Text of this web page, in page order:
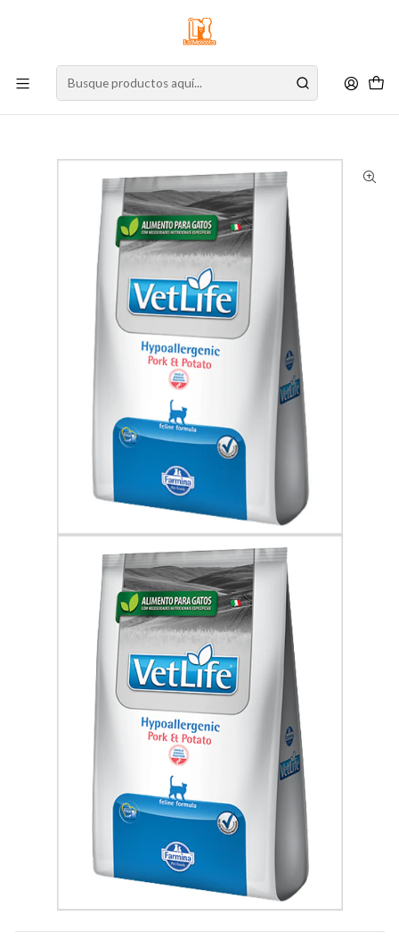
Nuestro stock online es independiente de la tienda física.
Compre por la web para garantizar sus productos y espere nuestra
Inicio Gato Alimento para Gatos
Cuidado Especial
Hipoalergénico
Vet Life Feline Hypoallergenic Pork & Potato 2 Kg